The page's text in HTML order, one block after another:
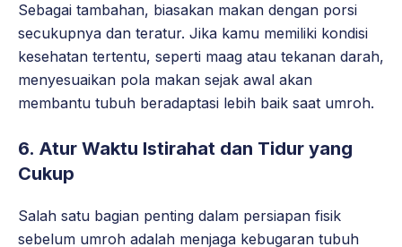
Sebagai tambahan, biasakan makan dengan porsi
secukupnya dan teratur. Jika kamu memiliki kondisi
kesehatan tertentu, seperti maag atau tekanan darah,
menyesuaikan pola makan sejak awal akan
membantu tubuh beradaptasi lebih baik saat umroh.
6. Atur Waktu Istirahat dan Tidur yang
Cukup
Salah satu bagian penting dalam persiapan fisik
sebelum umroh adalah menjaga kebugaran tubuh